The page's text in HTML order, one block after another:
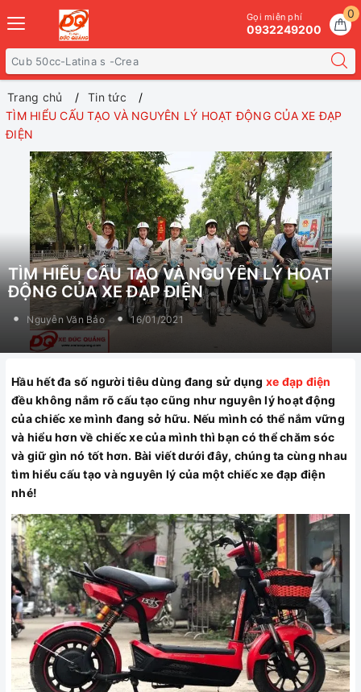
0
Gọi miễn phí
0932249200
Trang chủ
Tin tức
TÌM HIỂU CẤU TẠO VÀ NGUYÊN LÝ HOẠT ĐỘNG CỦA XE ĐẠP
ĐIỆN
TÌM HIỂU CẤU TẠO VÀ NGUYÊN LÝ HOẠT
ĐỘNG CỦA XE ĐẠP ĐIỆN
Nguyễn Văn Bảo 16/01/2021
Hầu hết đa số người tiêu dùng đang sử dụng xe đạp điện
đều không nắm rõ cấu tạo cũng như nguyên lý hoạt động
của chiếc xe mình đang sở hữu. Nếu mình có thể nắm vững
và hiểu hơn về chiếc xe của mình thì bạn có thể chăm sóc
và giữ gìn nó tốt hơn. Bài viết dưới đây, chúng ta cùng nhau
tìm hiểu cấu tạo và nguyên lý của một chiếc xe đạp điện
nhé!